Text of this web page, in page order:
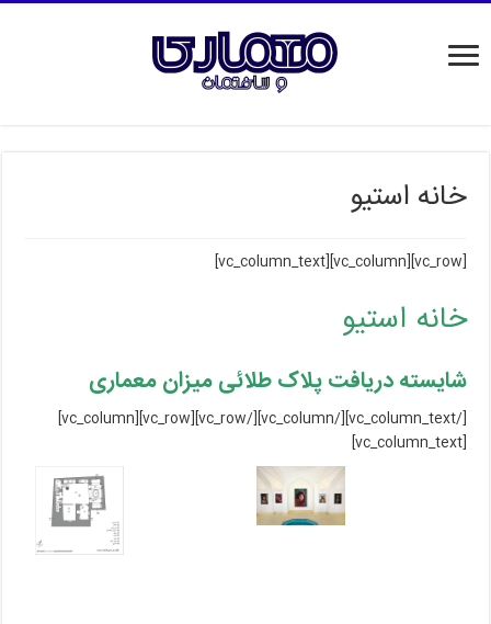
خانه استیو
[vc_row][vc_column][vc_column_text]
خانه استیو
شایسته دریافت پلاک طلائی میزان معماری
[/vc_column_text][/vc_column][/vc_row][vc_row][vc_column]
[vc_column_text]